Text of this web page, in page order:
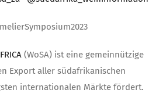
(WoSA) ist eine gemeinnützige
Export aller südafrikanischen
internationalen Märkte fördert.